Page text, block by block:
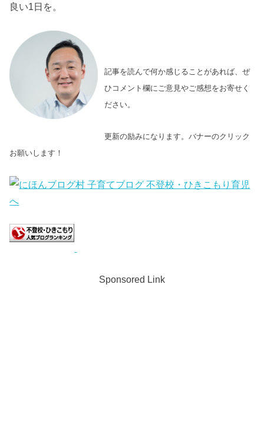
良い1日を。
記事を読んで何か感じることがあれば、ぜ
ひコメント欄にご意見やご感想をお寄せく
ださい。
更新の励みになります。バナーのクリック
お願いします！
Sponsored Link